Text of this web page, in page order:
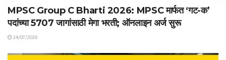
MPSC Group C Bharti 2026: MPSC मार्फत ‘गट-क’
पदांच्या 5707 जागांसाठी मेगा भरती; ऑनलाइन अर्ज सुरू
24/07/2026